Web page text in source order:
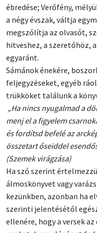
ébredése; Verőfény,
a négy évszak, váltja
megszólítja az olvasót,
hitveshez, a szeretőhöz,
egyaránt.
Sámánok énekére,
feljegyzéseket, egyéb
trükköket találunk a
„Ha nincs nyugalmad a
menj el a figyelem
és fordítsd befelé az
összetart őseiddel
(Szemek virágzása)
Ha szó szerint
álmoskönyvet vagy
kezünkben, azonban ha
szerinti jelentésétől
ellenére, hogy a versek